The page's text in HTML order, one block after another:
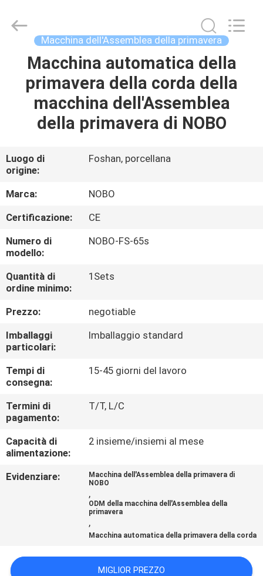
CASA
PRODOTTI
SIAMO
FATORY
TOUR
CONTROLLO
DI
QUALITÀ
CONTATTACI
NOTIZIE
TUTTI
CASI
VR
SITO
Ltd..
Macchina dell'Assemblea della primavera
Macchina automatica della
primavera della corda della
macchina dell'Assemblea
della primavera di NOBO
Luogo di
origine:
Foshan, porcellana
Marca:
NOBO
Certificazione:
CE
Numero di
modello:
NOBO-FS-65s
Quantità di
ordine minimo:
1Sets
Prezzo:
negotiable
Imballaggi
particolari:
Imballaggio standard
Tempi di
consegna:
15-45 giorni del lavoro
Termini di
pagamento:
T/T, L/C
Capacità di
alimentazione:
2 insieme/insiemi al mese
Evidenziare:
Macchina dell'Assemblea della primavera di
NOBO
,
ODM della macchina dell'Assemblea della
primavera
,
Macchina automatica della primavera della corda
MIGLIOR PREZZO